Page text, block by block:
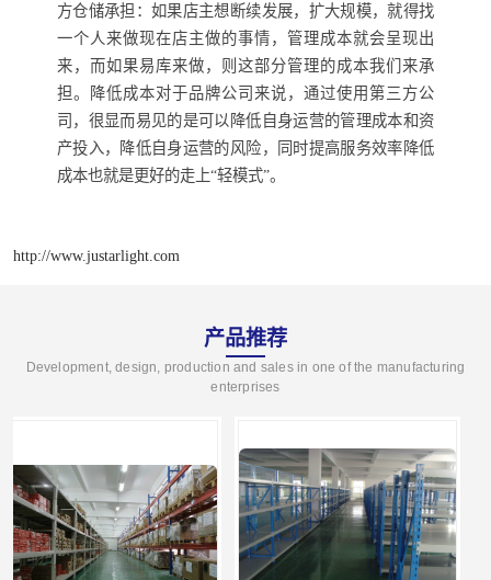
方仓储承担：如果店主想断续发展，扩大规模，就得找
一个人来做现在店主做的事情，管理成本就会呈现出
来，而如果易库来做，则这部分管理的成本我们来承
担。降低成本对于品牌公司来说，通过使用第三方公
司，很显而易见的是可以降低自身运营的管理成本和资
产投入，降低自身运营的风险，同时提高服务效率降低
成本也就是更好的走上“轻模式”。
http://www.justarlight.com
产品推荐
Development, design, production and sales in one of the manufacturing
enterprises